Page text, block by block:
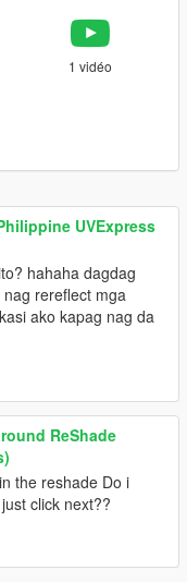
1 vidéo
UVExpress
hahaha dagdag
rereflect mga
ako kapag nag da
ReShade
the reshade Do i
click next??